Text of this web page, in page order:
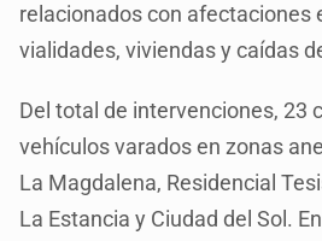
relacionados con afectaciones
vialidades, viviendas y caídas
Del total de intervenciones, 23
vehículos varados en zonas
La Magdalena, Residencial
La Estancia y Ciudad del Sol.